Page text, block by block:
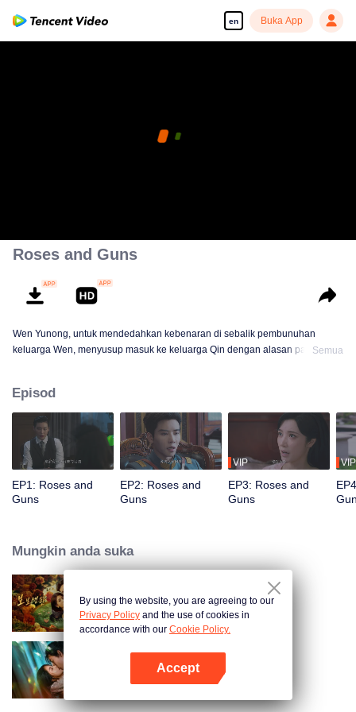
en Buka App
Roses and Guns
Wen Yunong, untuk mendedahkan kebenaran di sebalik pembunuhan
keluarga Wen, menyusup masuk ke keluarga Qin dengan alasan palsu.
menghadapi halangan berulang kali ketika Qin Kewen kembali dengan
sumpah untuk balas dendam, bertekad untuk mendedahkan Wen Yunong
sebagai penipuan cinta. Walaupun sikap mereka bermusuh, emosi mereka
semakin mendalam dengan setiap pertemuan.
Semua
Episod
EP1: Roses and
Guns
EP2: Roses and
Guns
VIP
EP3: Roses and
Guns
VIP
Mungkin anda suka
Dangerous Love
Loving The Lie
By using the website, you are agreeing to our
Privacy Policy and the use of cookies in
accordance with our Cookie Policy.
Accept